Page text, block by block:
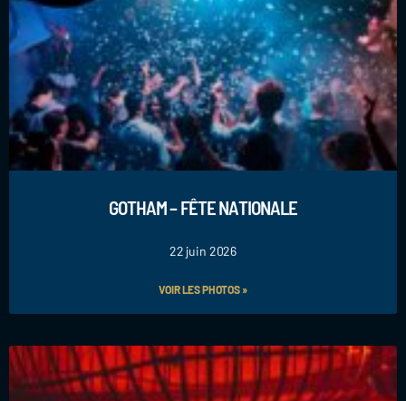
GOTHAM – FÊTE NATIONALE
22 juin 2026
VOIR LES PHOTOS »